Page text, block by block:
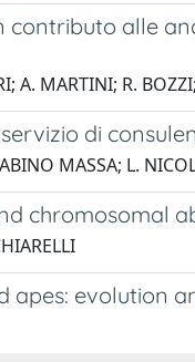
contributo alle
A. MARTINI; R.
di
MASSA; L.
chromosomal
apes: evolution